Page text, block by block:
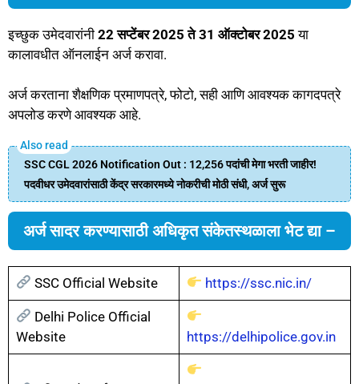
इच्छुक उमेदवारांनी 22 सप्टेंबर 2025 ते 31 ऑक्टोबर 2025या
कालावधीत ऑनलाईन अर्ज करावा.
अर्ज करताना शैक्षणिक प्रमाणपत्रे, फोटो, सही आणि आवश्यक कागदपत्रे
अपलोड करणे आवश्यक आहे.
SSC CGL 2026 Notification Out : 12,256 पदांची मेगा भरती जाहीर!
पदवीधर उमेदवारांसाठी केंद्र सरकारमध्ये नोकरीची मोठी संधी, अर्ज सुरू
अर्ज सादर करण्यासाठी अधिकृत संकेतस्थळाला भेट द्या –
SSC Official Website https://ssc.nic.in/
Delhi Police Official
Website
https://delhipolice.gov.in